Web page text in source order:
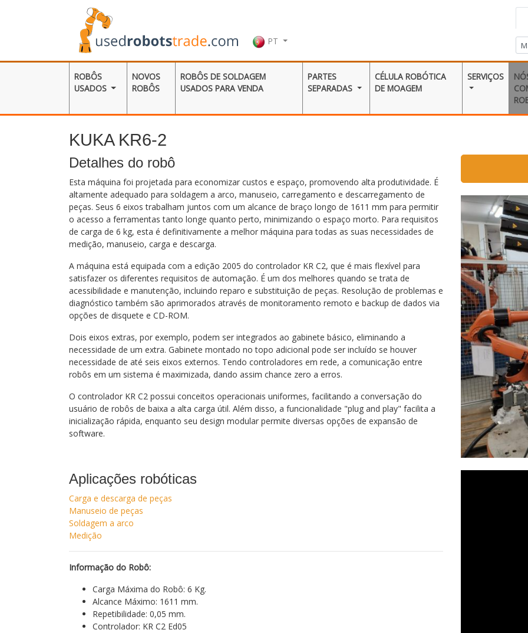
PT
ROBÔS
USADOS
NOVOS
ROBÔS
ROBÔS DE SOLDAGEM
USADOS ​​PARA VENDA
PARTES
SEPARADAS
CÉLULA ROBÓTICA
DE MOAGEM
SERVIÇOS
KUKA KR6-2
Detalhes do robô
Esta máquina foi projetada para economizar custos e espaço, promovendo alta produtividade. É
altamente adequado para soldagem a arco, manuseio, carregamento e descarregamento de
peças. Seus 6 eixos trabalham juntos com um alcance de braço longo de 1611 mm para permitir
o acesso a ferramentas tanto longe quanto perto, minimizando o espaço morto. Para requisitos
de carga de 6 kg, esta é definitivamente a melhor máquina para todas as suas necessidades de
medição, manuseio, carga e descarga.
A máquina está equipada com a edição 2005 do controlador KR C2, que é mais flexível para
satisfazer os diferentes requisitos de automação. É um dos melhores quando se trata de
acessibilidade e manutenção, incluindo reparo e substituição de peças. Resolução de problemas e
diagnóstico também são aprimorados através de monitoramento remoto e backup de dados via
opções de disquete e CD-ROM.
Dois eixos extras, por exemplo, podem ser integrados ao gabinete básico, eliminando a
necessidade de um extra. Gabinete montado no topo adicional pode ser incluído se houver
necessidade de até seis eixos externos. Tendo controladores em rede, a comunicação entre
robôs em um sistema é maximizada, dando assim chance zero a erros.
O controlador KR C2 possui conceitos operacionais uniformes, facilitando a conversação do
usuário de robôs de baixa a alta carga útil. Além disso, a funcionalidade "plug and play" facilita a
inicialização rápida, enquanto seu design modular permite diversas opções de expansão de
software.
Aplicações robóticas
Carga e descarga de peças
Manuseio de peças
Soldagem a arco
Medição
Informação do Robô:
Carga Máxima do Robô: 6 Kg.
Alcance Máximo: 1611 mm.
Repetibilidade: 0,05 mm.
Controlador: KR C2 Ed05